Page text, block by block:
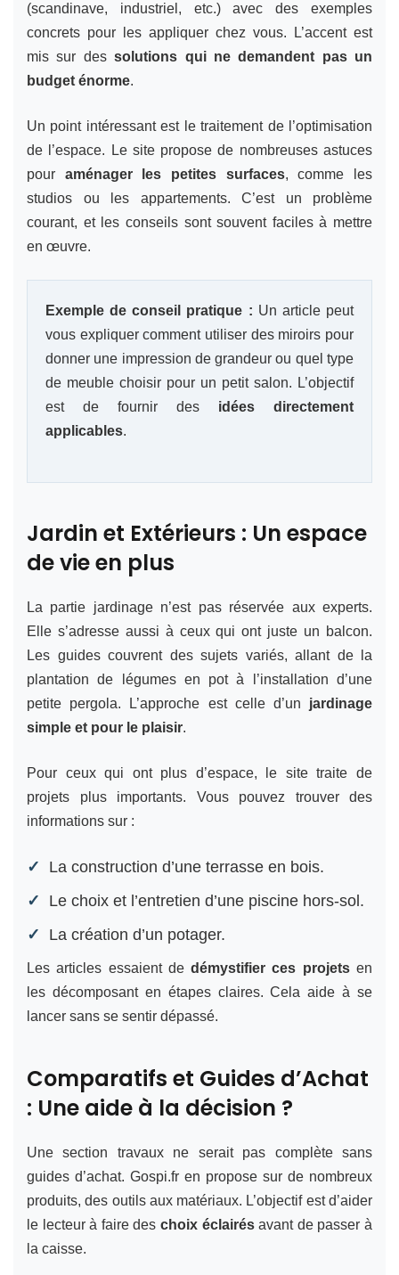
(scandinave, industriel, etc.) avec des exemples
concrets pour les appliquer chez vous. L’accent est
mis sur dessolutions qui ne demandent pas un
budget énorme.
Un point intéressant est le traitement de l’optimisation
de l’espace. Le site propose de nombreuses astuces
pour aménager les petites surfaces, comme les
studios ou les appartements. C’est un problème
courant, et les conseils sont souvent faciles à mettre
en œuvre.
Exemple de conseil pratique : Un article peut
vous expliquer comment utiliser des miroirs pour
donner une impression de grandeur ou quel type
de meuble choisir pour un petit salon. L’objectif
est de fournir des idées directement
applicables.
Jardin et Extérieurs : Un espace
de vie en plus
La partie jardinage n’est pas réservée aux experts.
Elle s’adresse aussi à ceux qui ont juste un balcon.
Les guides couvrent des sujets variés, allant de la
plantation de légumes en pot à l’installation d’une
petite pergola. L’approche est celle d’un jardinage
simple et pour le plaisir.
Pour ceux qui ont plus d’espace, le site traite de
projets plus importants. Vous pouvez trouver des
informations sur :
La construction d’une terrasse en bois.
Le choix et l’entretien d’une piscine hors-sol.
La création d’un potager.
Les articles essaient dedémystifier ces projetsen
les décomposant en étapes claires. Cela aide à se
lancer sans se sentir dépassé.
Comparatifs et Guides d’Achat
: Une aide à la décision ?
Une section travaux ne serait pas complète sans
guides d’achat. Gospi.fr en propose sur de nombreux
produits, des outils aux matériaux. L’objectif est d’aider
le lecteur à faire des choix éclairésavant de passer à
la caisse.